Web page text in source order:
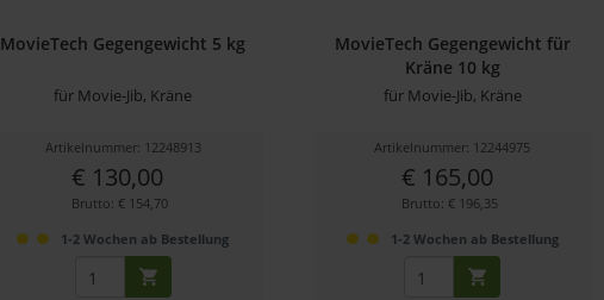
MovieTech Gegengewicht 5 kg
für Movie-Jib, Kräne
Artikelnummer: 12248913
€ 130,00
Brutto: € 154,70
1-2 Wochen ab Bestellung
MovieTech Gegengewicht für
Kräne 10 kg
für Movie-Jib, Kräne
Artikelnummer: 12244975
€ 165,00
Brutto: € 196,35
1-2 Wochen ab Bestellung